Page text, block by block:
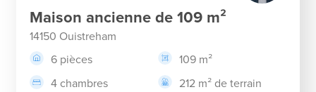
Maison ancienne de 109 m²
14150 Ouistreham
6 pièces
109 m²
4 chambres
212 m² de terrain